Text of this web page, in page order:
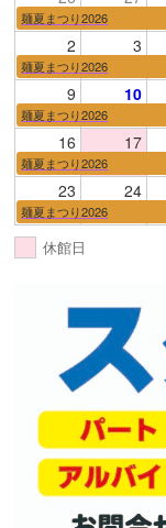
麺夏まつり2026
2 3
麺夏まつり2026
9 10
麺夏まつり2026
16 17
麺夏まつり2026
23 24
麺夏まつり2026
休館日